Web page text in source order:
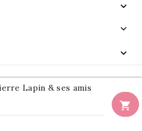
Lapin & ses amis




réservés Confetti Box